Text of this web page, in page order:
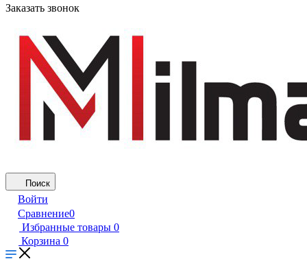
Заказать звонок
Поиск
Войти
Сравнение0
Избранные товары 0
Корзина 0